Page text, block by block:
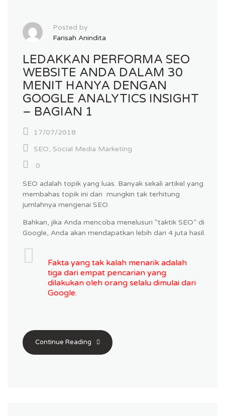
Posted by
Farisah Anindita
LEDAKKAN PERFORMA SEO
WEBSITE ANDA DALAM 30
MENIT HANYA DENGAN
GOOGLE ANALYTICS INSIGHT
– BAGIAN 1
17/07/2018
SEO, Social Media Marketing
0
SEO adalah topik yang luas. Banyak sekali artikel yang
membahas topik ini dan mungkin tak terhitung
jumlahnya mengenai SEO.
Bahkan, jika Anda mencoba menelusuri “taktik SEO” di
Google, Anda akan mendapatkan lebih dari 4 juta hasil.
Fakta yang tak kalah menarik adalah
tiga dari empat pencarian yang
dilakukan oleh orang selalu dimulai dari
Google.
Continue Reading